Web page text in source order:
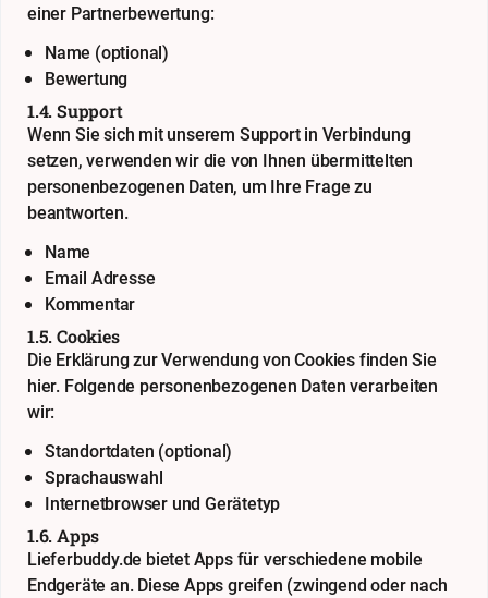
einer Partnerbewertung:
Name (optional)
Bewertung
1.4. Support
Wenn Sie sich mit unserem Support in Verbindung
setzen, verwenden wir die von Ihnen übermittelten
personenbezogenen Daten, um Ihre Frage zu
beantworten.
Name
Email Adresse
Kommentar
1.5. Cookies
Die Erklärung zur Verwendung von Cookies finden Sie
hier. Folgende personenbezogenen Daten verarbeiten
wir:
Standortdaten (optional)
Sprachauswahl
Internetbrowser und Gerätetyp
1.6. Apps
Lieferbuddy.de bietet Apps für verschiedene mobile
Endgeräte an. Diese Apps greifen (zwingend oder nach